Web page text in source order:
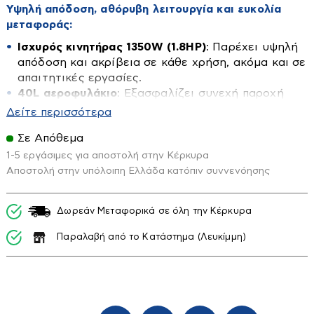
Τοίχου
Ορθοστάτες-δαπέδου-επιτραπέζιους
Οροφής
Είδη Υγιεινής
Επιπλα Μπάνιου
Εταζέρες-Ραφιέρες
Κάνουλες διακοσμητικές
Κουρτίνες-χαλάκια κλπ
Καζανάκια
Καθρέπτες
Ηλιακά
Boiler Ηλιακού
Υψηλή απόδοση, αθόρυβη λειτουργία και ευκολία
μεταφοράς:
Ισχυρός κινητήρας 1350W (1.8HP): Παρέχει υψηλή
απόδοση και ακρίβεια σε κάθε χρήση, ακόμα και σε
απαιτητικές εργασίες.
40L αεροφυλάκιο: Εξασφαλίζει συνεχή παροχή
αέρα χωρίς την ανάγκη για συνεχείς διακοπές,
Τεχνολογία “SILENT”
άνεση κατά τη χρήση, χωρίς να ενοχλείτε τους
γύρω σας.
Αναρρόφηση 90 lt/min: Υψηλή παροχή αέρα για
γρήγορη και αποτελεσματική χρήση.
Τροχήλατος
Δείτε περισσότερα
Σε Απόθεμα
1-5 εργάσιμες για αποστολή στην Κέρκυρα
Αποστολή στην υπόλοιπη Ελλάδα κατόπιν συννενόησης
Δωρεάν Μεταφορικά σε όλη την Κέρκυρα
Παραλαβή από το Κατάστημα (Λευκίμμη)